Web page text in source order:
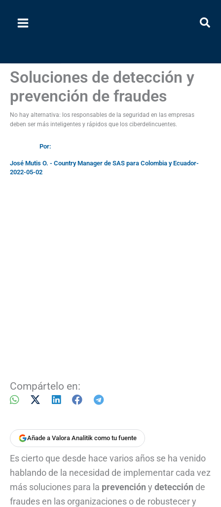
Soluciones de detección y
prevención de fraudes
No hay alternativa: los responsables de la seguridad en las empresas
deben ser más inteligentes y rápidos que los ciberdelincuentes.
Por:
José Mutis O. - Country Manager de SAS para Colombia y Ecuador-
2022-05-02
Compártelo en:
Añade a Valora Analitik como tu fuente
Es cierto que desde hace varios años se ha venido
hablando de la necesidad de implementar cada vez
más soluciones para la prevención y detección de
fraudes en las organizaciones o de robustecer y